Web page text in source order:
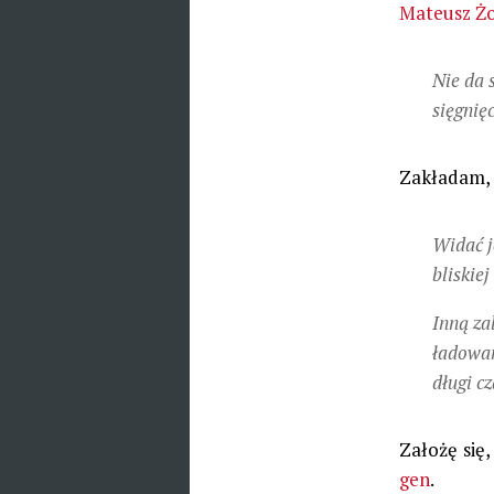
Mateusz
Nie da
Widać
bliskiej
Inną
długi
Założę
gen.